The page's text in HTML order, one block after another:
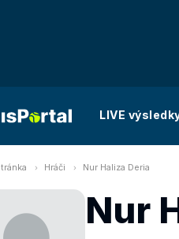
LIVE
Hráči Nur Haliza Deria
Nur